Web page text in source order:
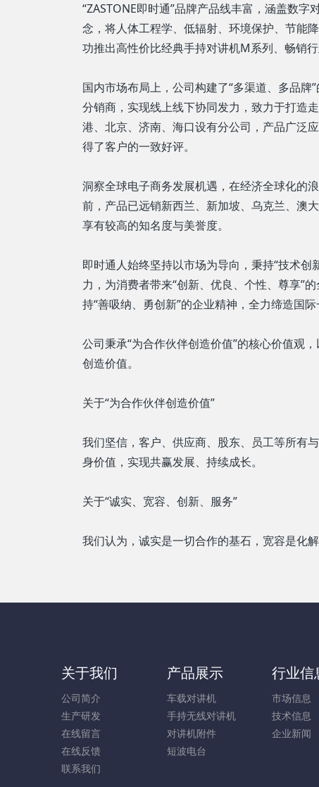
“ZASTONE即时通”品牌产品线丰富，涵盖数
念，将人体工程学、低辐射、环境保护、节能
功推出高性价比经典手持对讲机M系列、畅销
国内市场布局上，公司构建了“多渠道、多品
分销商，实现线上线下协同发力，致力于打造
港、北京、济南、海口设有分公司，产品广泛
得了客户的一致好评。
洞察全球电子商务发展机遇，在经济全球化的
前，产品已远销新西兰、新加坡、乌克兰、澳
享有较高的知名度与美誉度。
即时通人始终坚持以市场为导向，秉持“技术
力，为消费者带来“创新、优良、个性、尊享”
持“善吸纳、勇创新”的企业精神，全力缔造国际
公司秉承“为合作伙伴创造价值”的核心价值观
创造价值。
关于“为合作伙伴创造价值”
我们坚信，客户、供应商、股东、员工等所有
身价值，实现共赢发展、持续成长。
关于“诚实、宽容、创新、服务”
我们认为，诚实是一切合作的基石，宽容是化
关于我们
公司简介
生产研发
在线留言
在线反馈
联系我们
产品展示
车载对讲机
手持无线对讲机
对讲机附件
短波电台
行业信
市场信息
技术信息
企业新闻